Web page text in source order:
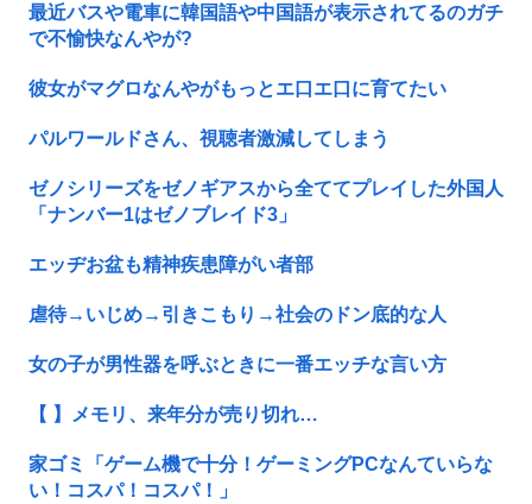
最近バスや電車に韓国語や中国語が表示されてるのガチ
で不愉快なんやが?
彼女がマグロなんやがもっとエ口エ口に育てたい
パルワールドさん、視聴者激減してしまう
ゼノシリーズをゼノギアスから全ててプレイした外国人
「ナンバー1はゼノブレイド3」
エッヂお盆も精神疾患障がい者部
虐待→いじめ→引きこもり→社会のドン底的な人
女の子が男性器を呼ぶときに一番エッチな言い方
【 】メモリ、来年分が売り切れ…
家ゴミ「ゲーム機で十分！ゲーミングPCなんていらな
い！コスパ！コスパ！」